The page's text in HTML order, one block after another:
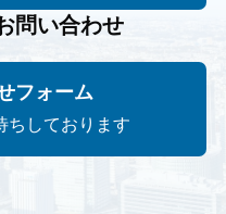
問い合わせ
フォーム
ちしております